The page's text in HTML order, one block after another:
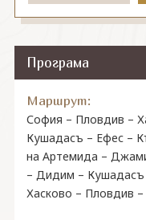
Програма
Маршрут:
София – Пловдив –
Кушадасъ – Ефес –
на Артемида –
– Дидим – Кушадасъ
Хасково – Пловдив